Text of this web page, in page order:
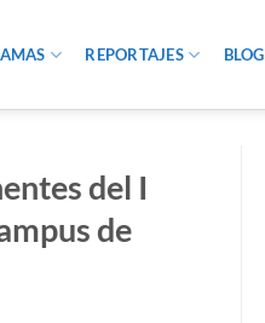
REPORTAJES BLOG
del I
de